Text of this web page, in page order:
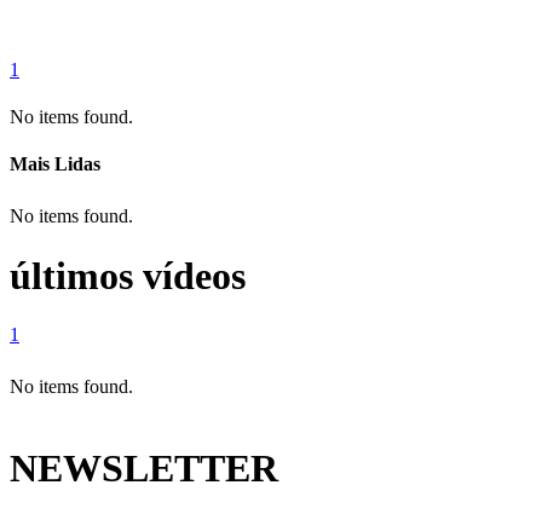
1
No items found.
Mais Lidas
No items found.
últimos vídeos
1
No items found.
NEWSLETTER